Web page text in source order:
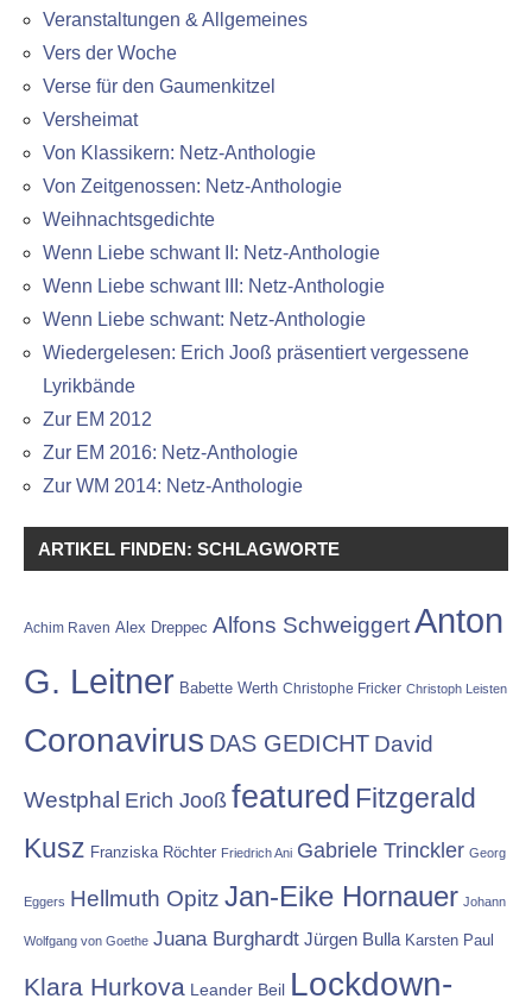
Veranstaltungen & Allgemeines
Vers der Woche
Verse für den Gaumenkitzel
Versheimat
Von Klassikern: Netz-Anthologie
Von Zeitgenossen: Netz-Anthologie
Weihnachtsgedichte
Wenn Liebe schwant II: Netz-Anthologie
Wenn Liebe schwant III: Netz-Anthologie
Wenn Liebe schwant: Netz-Anthologie
Wiedergelesen: Erich Jooß präsentiert vergessene
Lyrikbände
Zur EM 2012
Zur EM 2016: Netz-Anthologie
Zur WM 2014: Netz-Anthologie
ARTIKEL FINDEN: SCHLAGWORTE
Achim Raven Alex Dreppec Alfons SchweiggertAnton
G. Leitner Babette Werth Christophe Fricker Christoph Leisten
Coronavirus DAS GEDICHT David
Westphal Erich Jooß featured Fitzgerald
Kusz Franziska Röchter Friedrich Ani Gabriele Trinckler Georg
Eggers Hellmuth Opitz Jan-Eike Hornauer Johann
Wolfgang von Goethe Juana Burghardt Jürgen Bulla Karsten Paul
Klara Hurkova Leander Beil Lockdown-